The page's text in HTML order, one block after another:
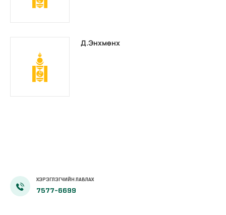
Д.Энхмөнх
ХЭРЭГЛЭГЧИЙН ЛАВЛАХ
7577-6699